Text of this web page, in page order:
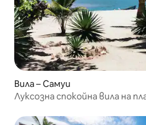
Вила – Самуи
Луксозна спокойна вила на